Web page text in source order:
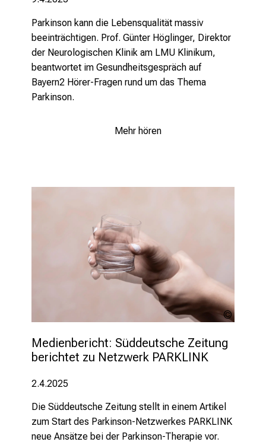
Parkinson kann die Lebensqualität massiv
beeinträchtigen. Prof. Günter Höglinger, Direktor
der Neurologischen Klinik am LMU Klinikum,
beantwortet im Gesundheitsgespräch auf
Bayern2 Hörer-Fragen rund um das Thema
Parkinson.
Mehr hören
Medienbericht: Süddeutsche Zeitung
berichtet zu Netzwerk PARKLINK
2.4.2025
Die Süddeutsche Zeitung stellt in einem Artikel
zum Start des Parkinson-Netzwerkes PARKLINK
neue Ansätze bei der Parkinson-Therapie vor.